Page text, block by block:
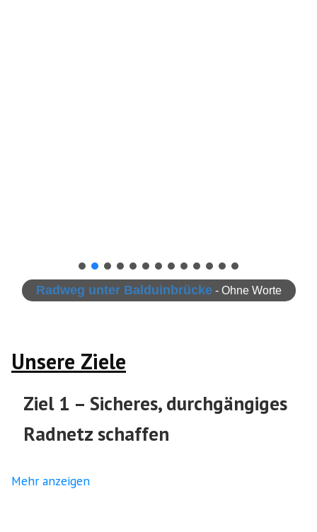
Radweg unter Balduinbrücke- Ohne Worte
Unsere Ziele
Ziel 1 – Sicheres, durchgängiges
Radnetz schaffen
Koblenz erhält in den nächsten 7 Jahren ein sicheres,
durchgängiges Netz an Fahrradstraßen und Radwegen.
Mehr anzeigen